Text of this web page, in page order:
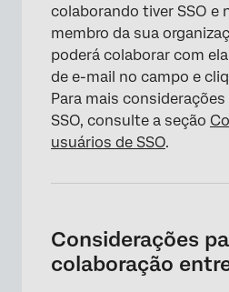
colaborando tiver SSO e
membro da sua
poderá colaborar com
de e-mail no campo e
Para mais
SSO, consulte a seção
usuários de SSO.
Considerações
colaboração